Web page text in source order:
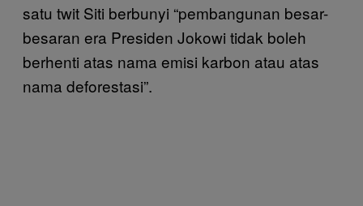
satu twit Siti berbunyi “pembangunan besar-
besaran era Presiden Jokowi tidak boleh
berhenti atas nama emisi karbon atau atas
nama deforestasi”.